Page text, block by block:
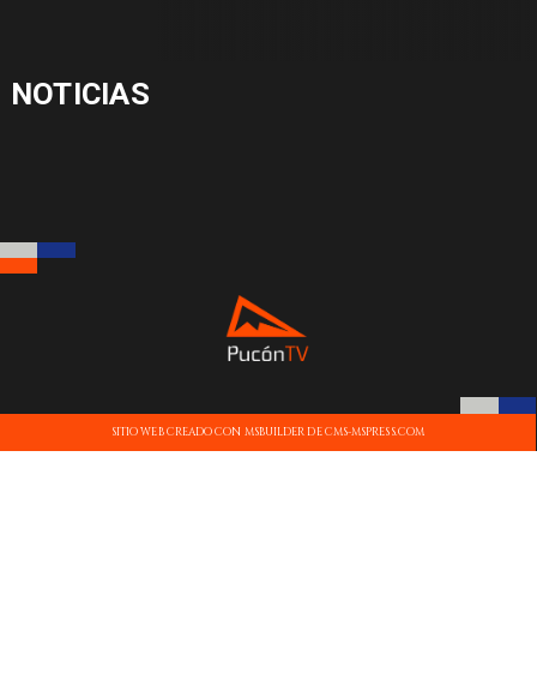
NOTICIAS
SITIO WEB CREADO CON MSBUILDER DE CMS-MSPRESS.COM